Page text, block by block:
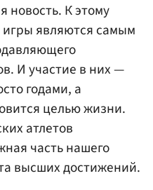
новость. К этому
являются самым
И участие в них —
годами, а
целью жизни.
атлетов
часть нашего
высших достижений.